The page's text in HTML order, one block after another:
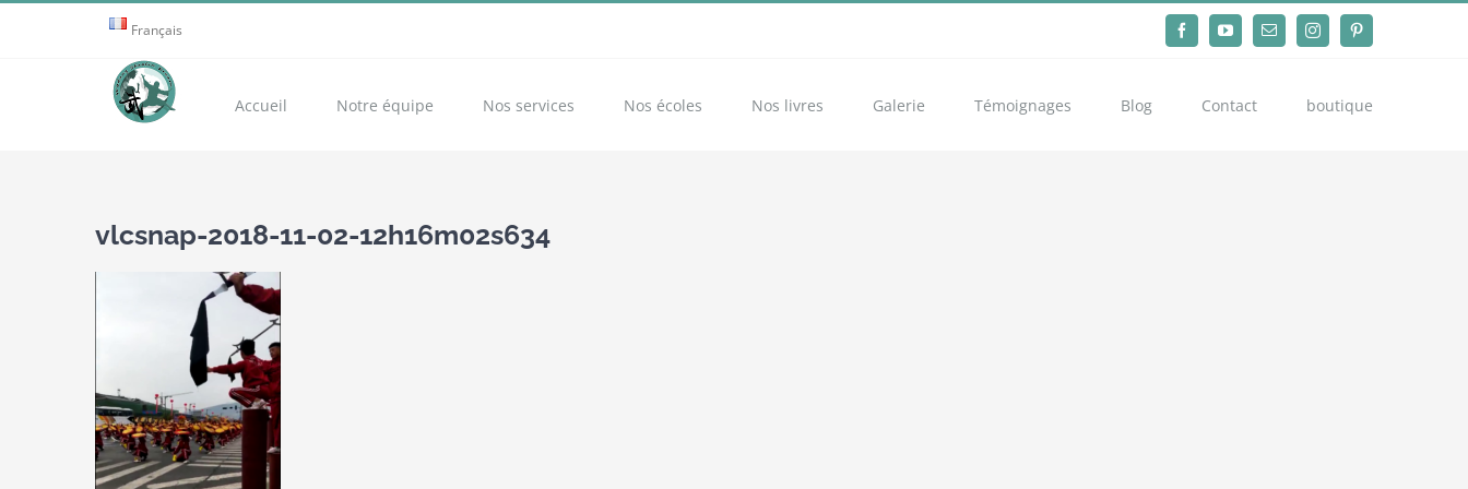
Français FacebookYouTubeEmail InstagramPinterest
Accueil Notre équipe Nos services Nos écoles Nos livres Galerie Témoignages Blog Contact boutique
vlcsnap-2018-11-02-12h16m02s634